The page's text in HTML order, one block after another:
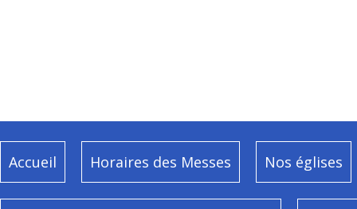
Accueil Horaires des Messes Nos églises